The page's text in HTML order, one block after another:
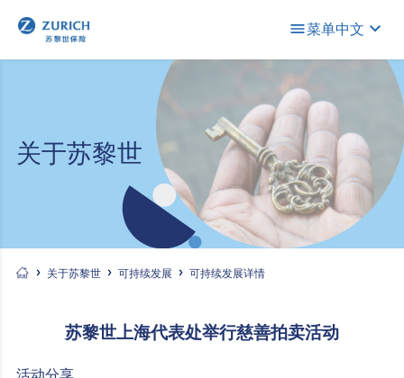
菜单中文
关于苏黎世
关于苏黎世 可持续发展 可持续发展详情
苏黎世上海代表处举行慈善拍卖活动
活动分享